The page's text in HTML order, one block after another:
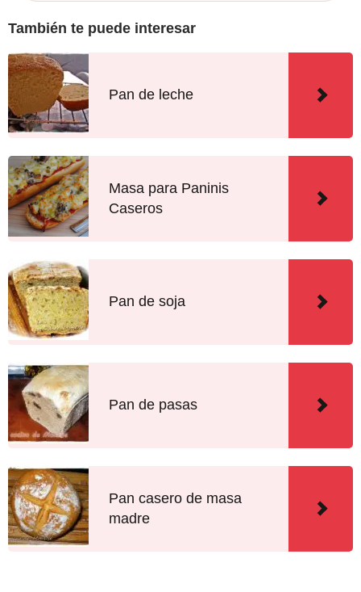
También te puede interesar
Pan de leche
Masa para Paninis
Caseros
Pan de soja
Pan de pasas
Pan casero de masa
madre